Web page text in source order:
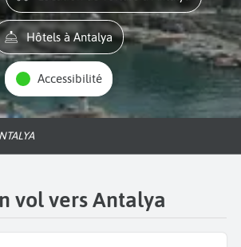
Hôtels à Antalya
Accessibilité
vol vers Antalya